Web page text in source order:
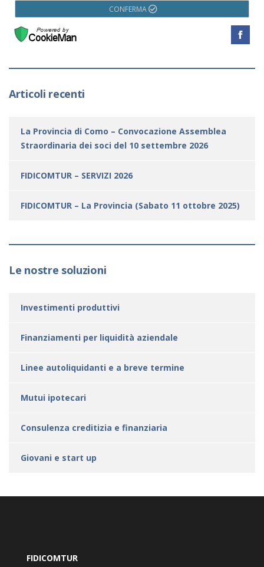
CONFERMA
Articoli recenti
La Provincia di Como – Convocazione Assemblea
Straordinaria dei soci del 10 settembre 2026
FIDICOMTUR – SERVIZI 2026
FIDICOMTUR – La Provincia (Sabato 11 ottobre 2025)
Le nostre soluzioni
Investimenti produttivi
Finanziamenti per liquidità aziendale
Linee autoliquidanti e a breve termine
Mutui ipotecari
Consulenza creditizia e finanziaria
Giovani e start up
FIDICOMTUR